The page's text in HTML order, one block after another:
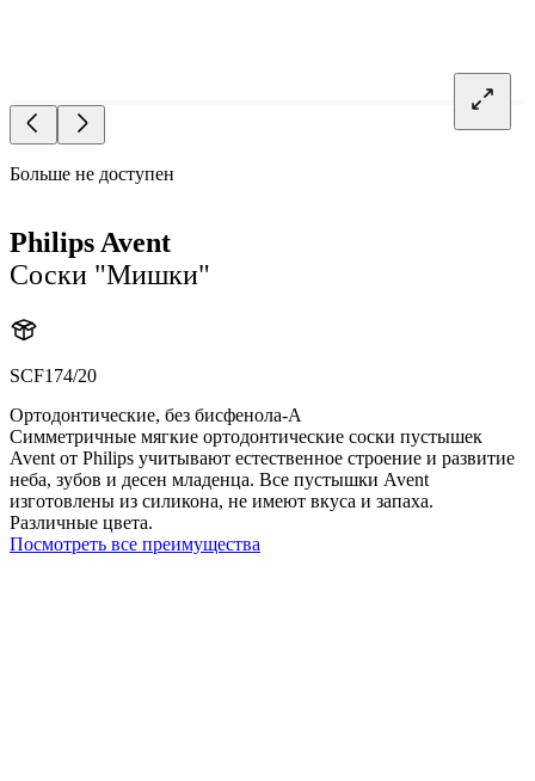
Больше не доступен
Philips Avent
Соски "Мишки"
SCF174/20
Ортодонтические, без бисфенола-А
Симметричные мягкие ортодонтические соски пустышек
Avent от Philips учитывают естественное строение и развитие
неба, зубов и десен младенца. Все пустышки Avent
изготовлены из силикона, не имеют вкуса и запаха.
Различные цвета.
Посмотреть все преимущества